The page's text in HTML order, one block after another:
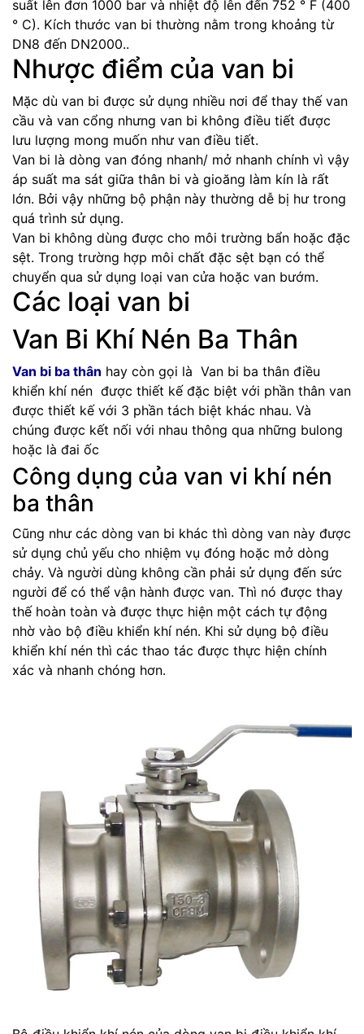
suất lên đơn 1000 bar và nhiệt độ lên đến 752 ° F (400
° C). Kích thước van bi thường nằm trong khoảng từ
DN8 đến DN2000..
Nhược điểm của van bi
Mặc dù van bi được sử dụng nhiều nơi để thay thế van
cầu và van cổng nhưng van bi không điều tiết được
lưu lượng mong muốn như van điều tiết.
Van bi là dòng van đóng nhanh/ mở nhanh chính vì vậy
áp suất ma sát giữa thân bi và gioăng làm kín là rất
lớn. Bởi vậy những bộ phận này thường dễ bị hư trong
quá trình sử dụng.
Van bi không dùng được cho môi trường bẩn hoặc đặc
sệt. Trong trường hợp môi chất đặc sệt bạn có thể
chuyển qua sử dụng loại van cửa hoặc van bướm.
Các loại van bi
Van Bi Khí Nén Ba Thân
Van bi ba thân hay còn gọi là Van bi ba thân điều
khiển khí nén được thiết kế đặc biệt với phần thân van
được thiết kế với 3 phần tách biệt khác nhau. Và
chúng được kết nối với nhau thông qua những bulong
hoặc là đai ốc
Công dụng của van vi khí nén
ba thân
Cũng như các dòng van bi khác thì dòng van này được
sử dụng chủ yếu cho nhiệm vụ đóng hoặc mở dòng
chảy. Và người dùng không cần phải sử dụng đến sức
người để có thể vận hành được van. Thì nó được thay
thế hoàn toàn và được thực hiện một cách tự động
nhờ vào bộ điều khiển khí nén. Khi sử dụng bộ điều
khiển khí nén thì các thao tác được thực hiện chính
xác và nhanh chóng hơn.